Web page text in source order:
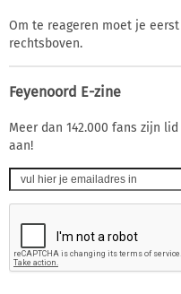
Om te reageren moet je
rechtsboven.
Feyenoord E-zine
Meer dan 142.000 fans zijn
aan!